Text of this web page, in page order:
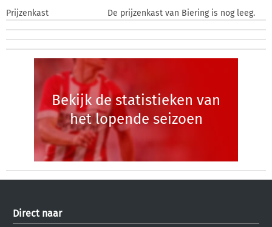
Prijzenkast De prijzenkast van Biering is nog leeg.
Bekijk de statistieken van
het lopende seizoen
Direct naar